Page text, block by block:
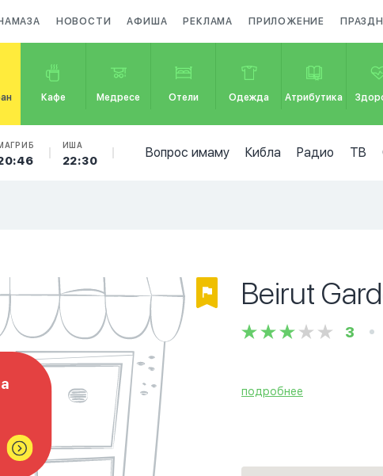
НОВОСТИ АФИША РЕКЛАМА ПРИЛОЖЕНИЕ
Кафе Медресе Отели Одежда Атрибутика
ИША
22:30
Вопрос имаму Кибла Радио ТВ
Beirut
3
подробнее